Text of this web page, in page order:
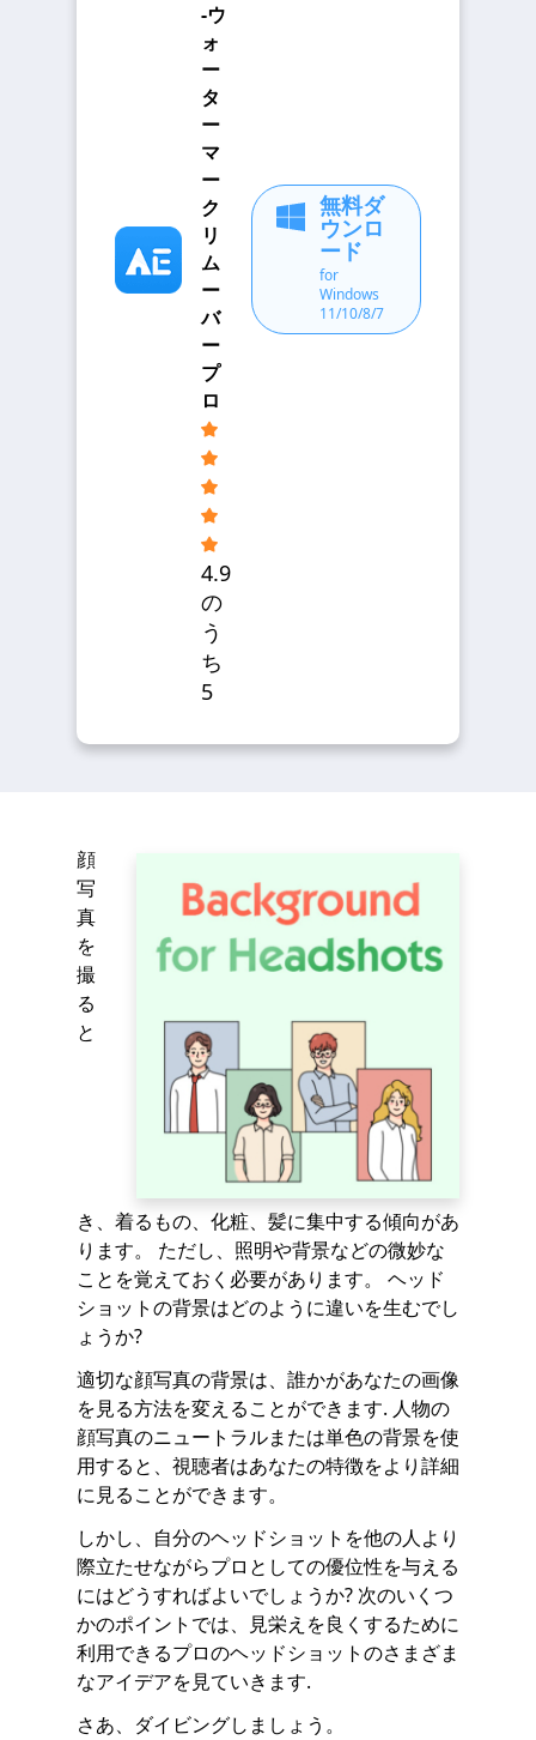
-ウ
ォ
ー
タ
ー
マ
ー
ク
リ
ム
ー
バ
ー
プ
ロ
4.9
の
う
ち
5
無料ダ
ウンロ
ード
for
Windows
11/10/8/7
顔
写
真
を
撮
る
と
き、着るもの、化粧、髪に集中する傾向があ
ります。 ただし、照明や背景などの微妙な
ことを覚えておく必要があります。 ヘッド
ショットの背景はどのように違いを生むでし
ょうか?
適切な顔写真の背景は、誰かがあなたの画像
を見る方法を変えることができます. 人物の
顔写真のニュートラルまたは単色の背景を使
用すると、視聴者はあなたの特徴をより詳細
に見ることができます。
しかし、自分のヘッドショットを他の人より
際立たせながらプロとしての優位性を与える
にはどうすればよいでしょうか? 次のいくつ
かのポイントでは、見栄えを良くするために
利用できるプロのヘッドショットのさまざま
なアイデアを見ていきます.
さあ、ダイビングしましょう。